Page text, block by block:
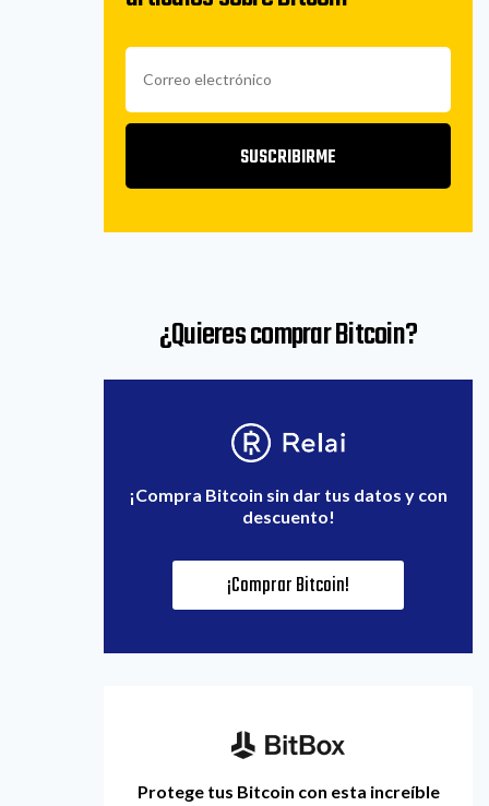
SUSCRIBIRME
¿Quieres comprar Bitcoin?
¡Compra Bitcoin sin dar tus datos y con
descuento!
¡Comprar Bitcoin!
Protege tus Bitcoin con esta increíble